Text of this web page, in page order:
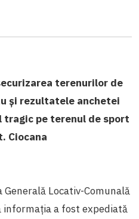
terenurilor de
și rezultatele anchetei
pe terenul de sport
Ciocana
Locativ-Comunală
informația a fost expediată